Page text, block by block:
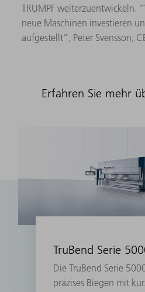
TRUMPF weiterzuentwickeln.
neue Maschinen investieren
aufgestellt”, Peter Svensson,
Erfahren Sie mehr
TruBend Serie
Die TruBend Serie
präzises Biegen mit